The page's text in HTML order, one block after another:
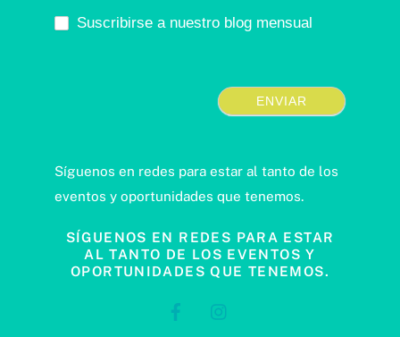
Suscribirse a nuestro blog mensual
ENVIAR
Síguenos en redes para estar al tanto de los
eventos y oportunidades que tenemos.
SÍGUENOS EN REDES PARA ESTAR
AL TANTO DE LOS EVENTOS Y
OPORTUNIDADES QUE TENEMOS.